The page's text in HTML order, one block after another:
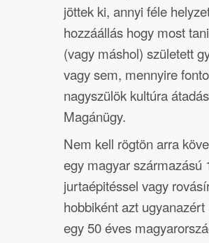
jöttek ki, annyi féle
hozzáállás hogy most
(vagy máshol) született
vagy sem, mennyire
nagyszülök kultúra
Magánügy.
Nem kell rögtön arra
egy magyar származású
jurtaépitéssel vagy
hobbiként azt
egy 50 éves